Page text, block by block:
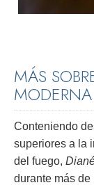
MÁS
Conteniendo
superiores a la
del fuego,
durante más